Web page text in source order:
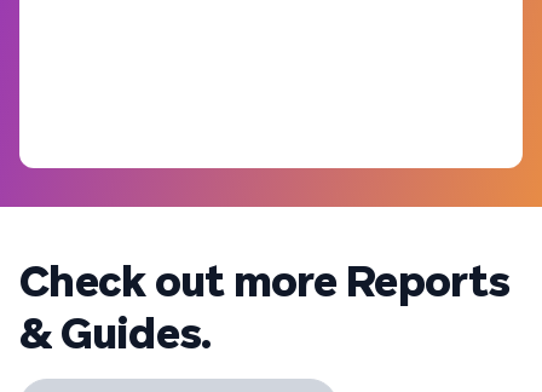
Check out more Reports
& Guides.